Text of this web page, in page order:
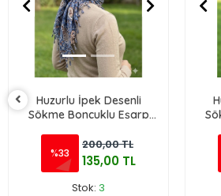
Huzurlu İpek Desenli
Sökme Boncuklu Eşarp
%33
200,00 TL
135,00 TL
Stok: 3